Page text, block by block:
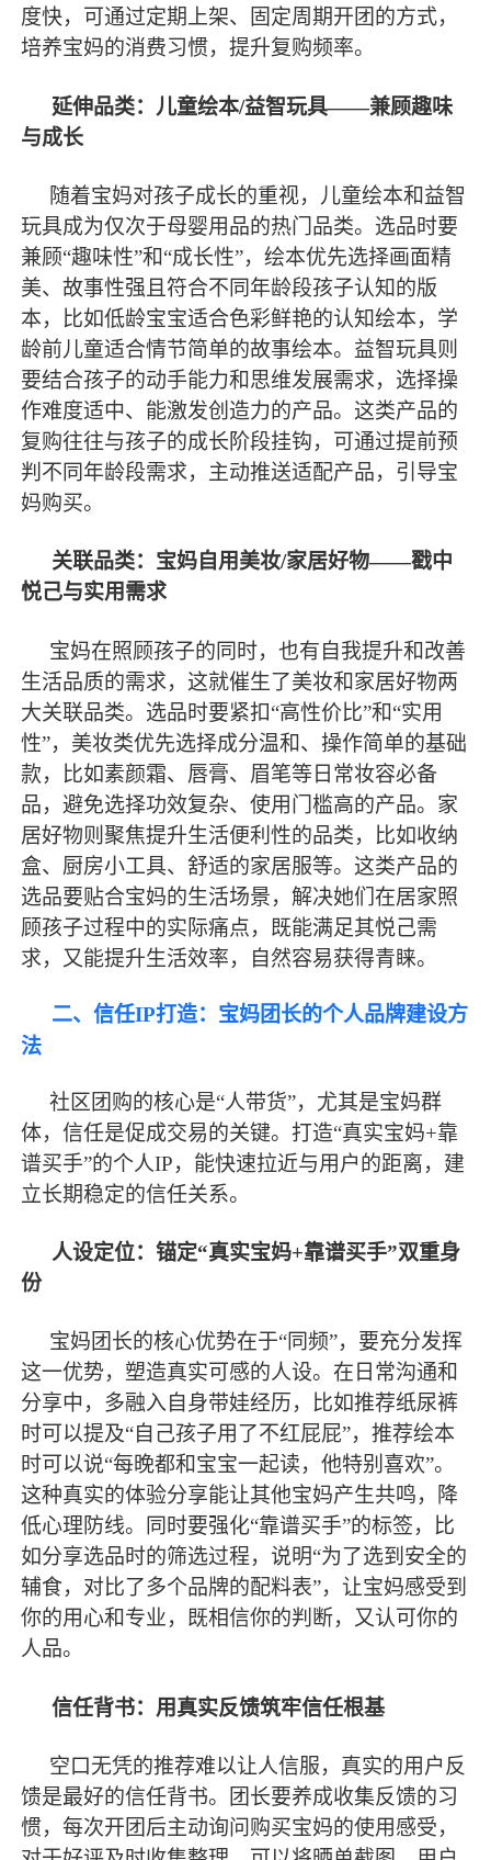
度快，可通过定期上架、固定周期开团的方式，
培养宝妈的消费习惯，提升复购频率。
延伸品类：儿童绘本/益智玩具——兼顾趣味
与成长
随着宝妈对孩子成长的重视，儿童绘本和益智
玩具成为仅次于母婴用品的热门品类。选品时要
兼顾“趣味性”和“成长性”，绘本优先选择画面精
美、故事性强且符合不同年龄段孩子认知的版
本，比如低龄宝宝适合色彩鲜艳的认知绘本，学
龄前儿童适合情节简单的故事绘本。益智玩具则
要结合孩子的动手能力和思维发展需求，选择操
作难度适中、能激发创造力的产品。这类产品的
复购往往与孩子的成长阶段挂钩，可通过提前预
判不同年龄段需求，主动推送适配产品，引导宝
妈购买。
关联品类：宝妈自用美妆/家居好物——戳中
悦己与实用需求
宝妈在照顾孩子的同时，也有自我提升和改善
生活品质的需求，这就催生了美妆和家居好物两
大关联品类。选品时要紧扣“高性价比”和“实用
性”，美妆类优先选择成分温和、操作简单的基础
款，比如素颜霜、唇膏、眉笔等日常妆容必备
品，避免选择功效复杂、使用门槛高的产品。家
居好物则聚焦提升生活便利性的品类，比如收纳
盒、厨房小工具、舒适的家居服等。这类产品的
选品要贴合宝妈的生活场景，解决她们在居家照
顾孩子过程中的实际痛点，既能满足其悦己需
求，又能提升生活效率，自然容易获得青睐。
二、信任IP打造：宝妈团长的个人品牌建设方
法
社区团购的核心是“人带货”，尤其是宝妈群
体，信任是促成交易的关键。打造“真实宝妈+靠
谱买手”的个人IP，能快速拉近与用户的距离，建
立长期稳定的信任关系。
人设定位：锚定“真实宝妈+靠谱买手”双重身
份
宝妈团长的核心优势在于“同频”，要充分发挥
这一优势，塑造真实可感的人设。在日常沟通和
分享中，多融入自身带娃经历，比如推荐纸尿裤
时可以提及“自己孩子用了不红屁屁”，推荐绘本
时可以说“每晚都和宝宝一起读，他特别喜欢”。
这种真实的体验分享能让其他宝妈产生共鸣，降
低心理防线。同时要强化“靠谱买手”的标签，比
如分享选品时的筛选过程，说明“为了选到安全的
辅食，对比了多个品牌的配料表”，让宝妈感受到
你的用心和专业，既相信你的判断，又认可你的
人品。
信任背书：用真实反馈筑牢信任根基
空口无凭的推荐难以让人信服，真实的用户反
馈是最好的信任背书。团长要养成收集反馈的习
惯，每次开团后主动询问购买宝妈的使用感受，